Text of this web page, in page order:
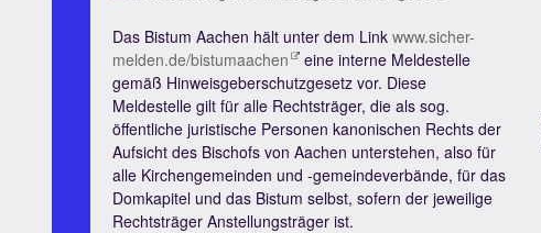
Das Bistum Aachen hält unter dem Link www.sicher-
melden.de/bistumaachen eine interne Meldestelle
gemäß Hinweisgeberschutzgesetz vor. Diese
Meldestelle gilt für alle Rechtsträger, die als sog.
öffentliche juristische Personen kanonischen Rechts der
Aufsicht des Bischofs von Aachen unterstehen, also für
alle Kirchengemeinden und -gemeindeverbände, für das
Domkapitel und das Bistum selbst, sofern der jeweilige
Rechtsträger Anstellungsträger ist.